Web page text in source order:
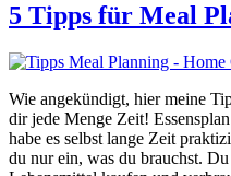
5 Tipps für Meal
Wie angekündigt, hier meine
dir jede Menge Zeit!
habe es selbst lange Zeit
du nur ein, was du brauchst.